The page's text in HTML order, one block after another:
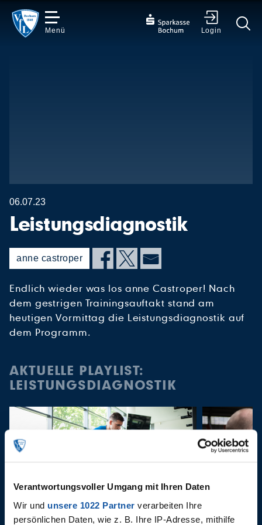
Verantwortungsvoller Umgang mit Ihren Daten
Wir und unsere 1022 Partner verarbeiten Ihre
persönlichen Daten, wie z. B. Ihre IP-Adresse, mithilfe
Menü Login
06.07.23
Leistungsdiagnostik
anne castroper
Endlich wieder was los anne Castroper! Nach
dem gestrigen Trainingsauftakt stand am
heutigen Vormittag die Leistungsdiagnostik auf
dem Programm.
AKTUELLE PLAYLIST:
LEISTUNGSDIAGNOSTIK